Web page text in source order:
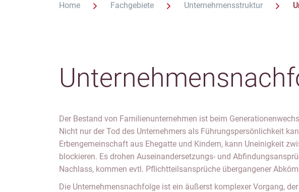
Home Fachgebiete Unternehmensstruktur
Der Bestand von Familienunternehmen ist beim
Nicht nur der Tod des Unternehmers als Führungspersönlichkeit
Erbengemeinschaft aus Ehegatte und Kindern, kann Uneinigkeit
blockieren. Es drohen Auseinandersetzungs- und
Nachlass, kommen evtl. Pflichtteilsansprüche übergangener
Die Unternehmensnachfolge ist ein äußerst komplexer Vorgang,